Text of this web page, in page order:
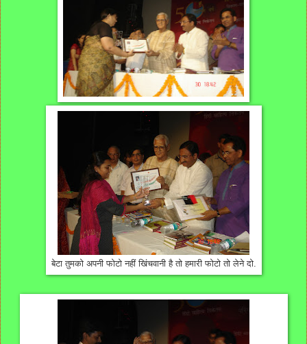
बेटा तुमको अपनी फोटो नहीं खिंचवानी है तो हमारी फोटो तो लेने दो.